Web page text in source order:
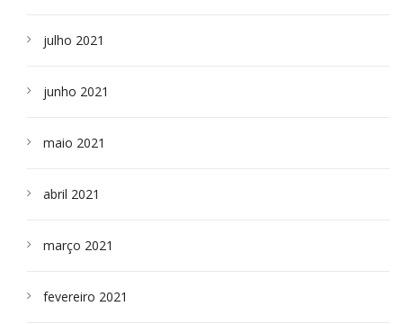
julho 2021
junho 2021
maio 2021
abril 2021
março 2021
fevereiro 2021